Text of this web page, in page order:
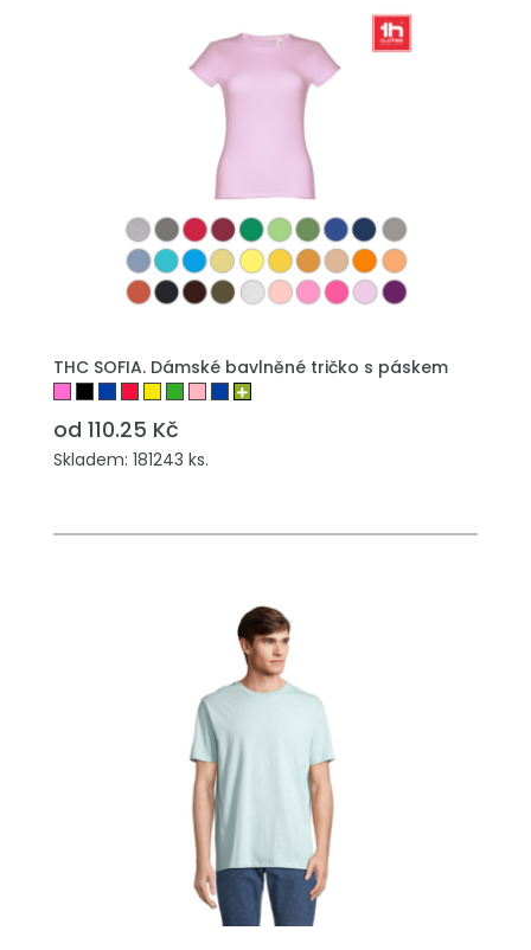
THC SOFIA. Dámské bavlněné tričko s páskem
od 110.25 Kč
Skladem: 181243 ks.